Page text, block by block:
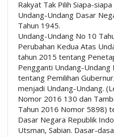
Rakyat Tak Pilih Siapa-
Undang-Undang Dasar
Tahun 1945.
Undang-Undang No 10
Perubahan Kedua Atas
tahun 2015 tentang
Pengganti Undang-
tentang Pemilihan
menjadi Undang-Undang.
Nomor 2016 130 dan
Tahun 2016 Nomor 5898)
Dasar Negara Republik
Utsman, Sabian. Dasar-